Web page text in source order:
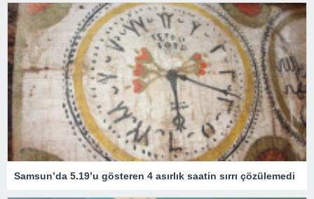
Samsun’da 5.19’u gösteren 4 asırlık saatin sırrı çözülemedi